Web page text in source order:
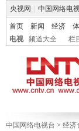
央视网 中国网络电
首页 新闻 经济
电视
频道大全 栏
中国网络电视台 > 经济